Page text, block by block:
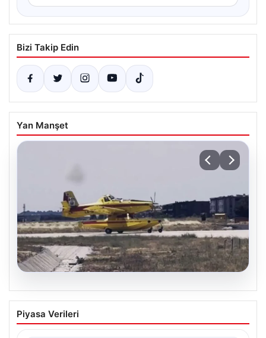
Bizi Takip Edin
Yan Manşet
Yurt Dışında Görev Alan 4 Yangın
Söndürme Uçağı Türkiye’ye Geri Döndü
Piyasa Verileri